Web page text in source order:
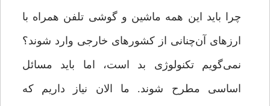
چرا باید این همه ماشین و گوشی تلفن همراه با
ارزهای آن‌چنانی از کشورهای خارجی وارد شوند؟
نمی‌گویم تکنولوژی بد است، اما باید مسائل
اساسی مطرح شوند. ما الان نیاز داریم که